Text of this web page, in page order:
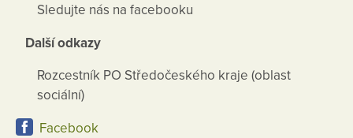
Sledujte nás na facebooku
Další odkazy
Rozcestník PO Středočeského kraje (oblast
sociální)
Facebook